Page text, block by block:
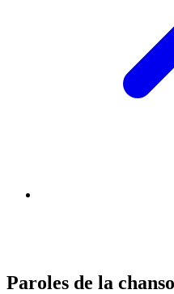
Paroles de la